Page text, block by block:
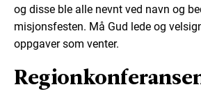
og disse ble alle nevnt ved navn og
misjonsfesten. Må Gud lede og
oppgaver som venter.